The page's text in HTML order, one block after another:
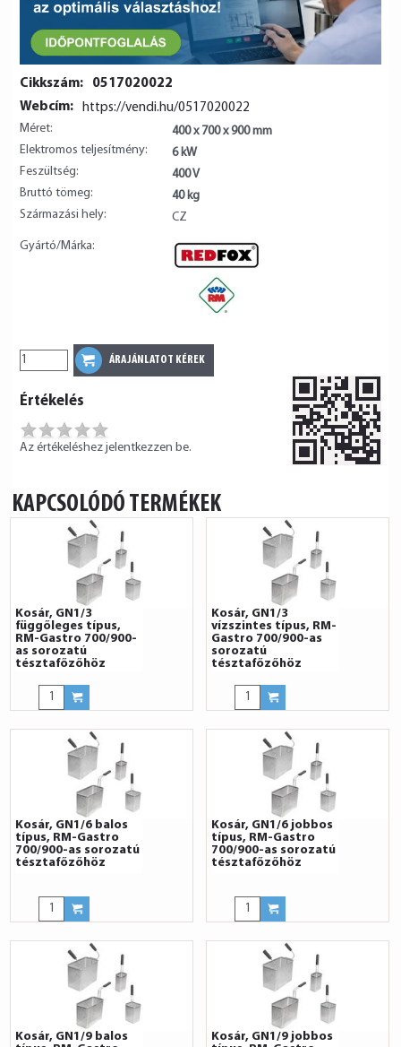
Cikkszám:
0517020022
Webcím:
https://vendi.hu/0517020022
Méret:
400 x 700 x 900 mm
Elektromos teljesítmény:
6 kW
Feszültség:
400 V
Bruttó tömeg:
40 kg
Származási hely:
CZ
Gyártó/Márka:
Értékelés
Az értékeléshez jelentkezzen be.
KAPCSOLÓDÓ TERMÉKEK
Kosár, GN1/3
függőleges típus,
RM-Gastro 700/900-
as sorozatú
tésztafőzőhöz
Kosár, GN1/3
vízszintes típus, RM-
Gastro 700/900-as
sorozatú
tésztafőzőhöz
Kosár, GN1/6 balos
típus, RM-Gastro
700/900-as sorozatú
tésztafőzőhöz
Kosár, GN1/6 jobbos
típus, RM-Gastro
700/900-as sorozatú
tésztafőzőhöz
Kosár, GN1/9 balos
Kosár, GN1/9 jobbos